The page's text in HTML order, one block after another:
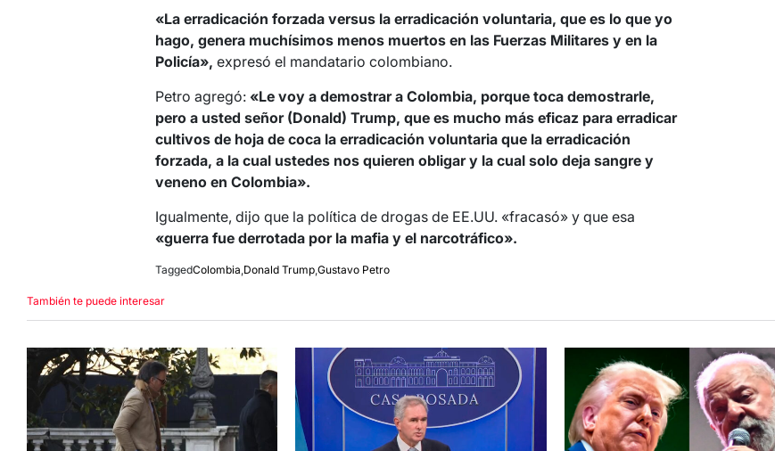
«La erradicación forzada versus la erradicación voluntaria, que es lo que yo
hago, genera muchísimos menos muertos en las Fuerzas Militares y en la
Policía», expresó el mandatario colombiano.
Petro agregó: «Le voy a demostrar a Colombia, porque toca demostrarle,
pero a usted señor (Donald) Trump, que es mucho más eficaz para erradicar
cultivos de hoja de coca la erradicación voluntaria que la erradicación
forzada, a la cual ustedes nos quieren obligar y la cual solo deja sangre y
veneno en Colombia».
Igualmente, dijo que la política de drogas de EE.UU. «fracasó» y que esa
«guerra fue derrotada por la mafia y el narcotráfico».
TaggedColombia,Donald Trump,Gustavo Petro
También te puede interesar